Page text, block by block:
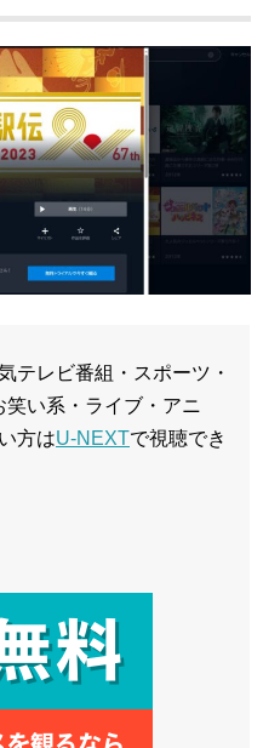
テレビ番組・スポーツ・
い系・ライブ・アニ
方はU-NEXTで視聴でき